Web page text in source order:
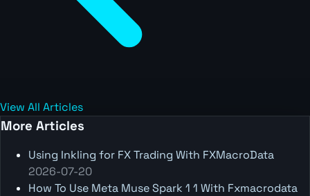
View All Articles
More Articles
Using Inkling for FX Trading With FXMacroData
2026-07-20
How To Use Meta Muse Spark 1 1 With Fxmacrodata